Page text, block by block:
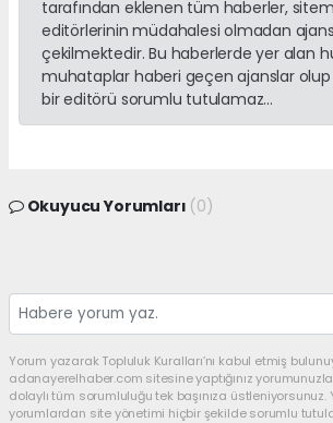
tarafından eklenen tüm haberler,
editörlerinin müdahalesi olmadan
çekilmektedir. Bu haberlerde yer alan
muhataplar haberi geçen ajanslar
bir editörü sorumlu tutulamaz...
Okuyucu Yorumları (0)
Yorum yazarak Topluluk Kuralları’nı kabul etmiş
adanayerelhaber.com sitesine yaptığınız
dolaylı tüm sorumluluğu tek başınıza üstleniyorsunuz.
yorumlardan site yönetimi hiçbir şekilde sorumlu